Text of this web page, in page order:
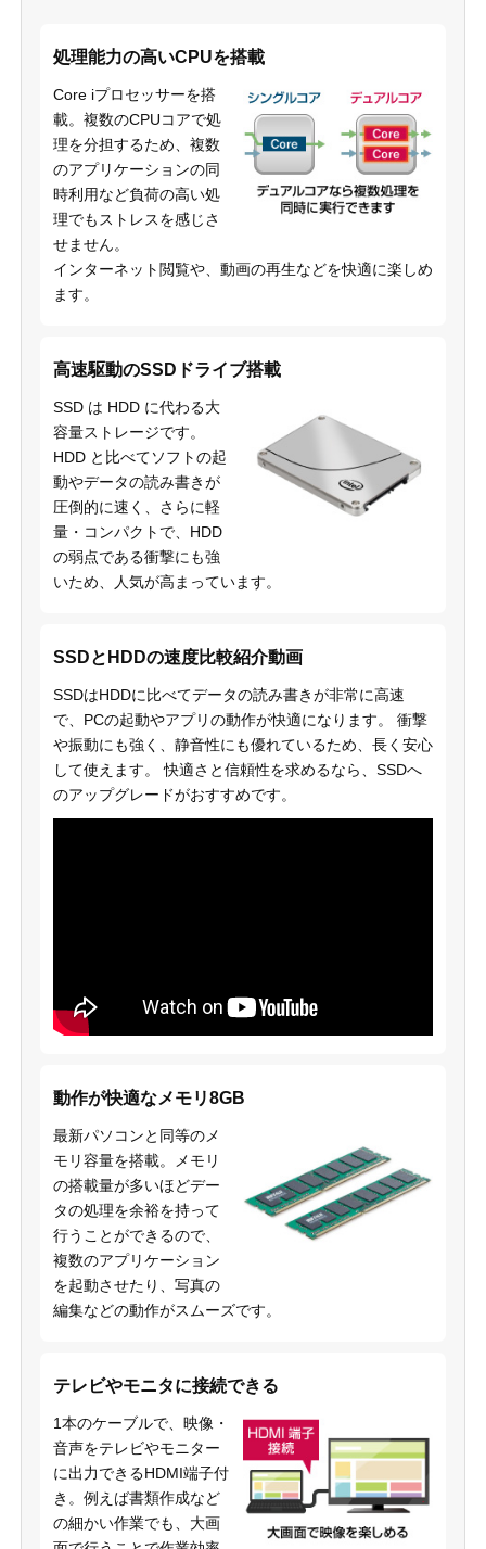
処理能力の高いCPUを搭載
Core iプロセッサーを搭
載。複数のCPUコアで処
理を分担するため、複数
のアプリケーションの同
時利用など負荷の高い処
理でもストレスを感じさ
せません。
インターネット閲覧や、動画の再生などを快適に楽しめ
ます。
高速駆動のSSDドライブ搭載
SSD は HDD に代わる大
容量ストレージです。
HDD と比べてソフトの起
動やデータの読み書きが
圧倒的に速く、さらに軽
量・コンパクトで、HDD
の弱点である衝撃にも強
いため、人気が高まっています。
SSDとHDDの速度比較紹介動画
SSDはHDDに比べてデータの読み書きが非常に高速
で、PCの起動やアプリの動作が快適になります。 衝撃
や振動にも強く、静音性にも優れているため、長く安心
して使えます。 快適さと信頼性を求めるなら、SSDへ
のアップグレードがおすすめです。
動作が快適なメモリ8GB
最新パソコンと同等のメ
モリ容量を搭載。メモリ
の搭載量が多いほどデー
タの処理を余裕を持って
行うことができるので、
複数のアプリケーション
を起動させたり、写真の
編集などの動作がスムーズです。
テレビやモニタに接続できる
1本のケーブルで、映像・
音声をテレビやモニター
に出力できるHDMI端子付
き。例えば書類作成など
の細かい作業でも、大画